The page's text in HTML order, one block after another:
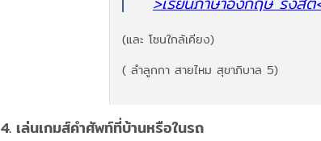
(และ โซนใกล้เคียง)
( ลำลูกกา สายไหม สุขาภิบาล 5)
4. เล่นเกมส์คำศัพท์ที่บ้านหรือในรถ